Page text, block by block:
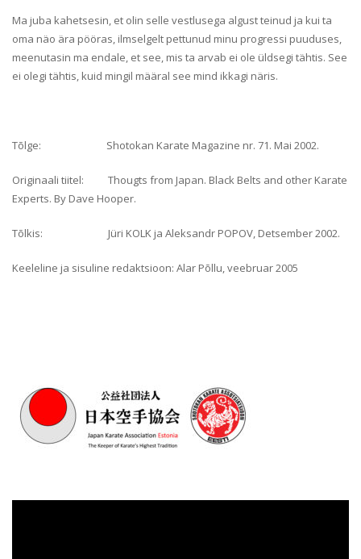
Ma juba kahetsesin, et olin selle vestlusega algust teinud ja kui ta
oma näo ära pööras, ilmselgelt pettunud minu progressi puuduses,
meenutasin ma endale, et see, mis ta arvab ei ole üldsegi tähtis. See
ei olegi tähtis, kuid mingil määral see mind ikkagi näris.
Tõlge: Shotokan Karate Magazine nr. 71. Mai 2002.
Originaali tiitel: Thougts from Japan. Black Belts and other Karate
Experts. By Dave Hooper.
Tõlkis: Jüri KOLK ja Aleksandr POPOV, Detsember 2002.
Keeleline ja sisuline redaktsioon: Alar Põllu, veebruar 2005